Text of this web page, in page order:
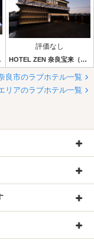
良店)
評価なし
HOTEL ZEN 奈良宝来（旧セキテイドゥエ)
良市のラブホテル一覧
リアのラブホテル一覧